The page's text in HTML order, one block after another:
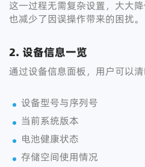
这一过程无需复杂设置，大大
也减少了因误操作带来的困扰。
2. 设备信息一览
通过设备信息面板，用户可以清
设备型号与序列号
当前系统版本
电池健康状态
存储空间使用情况